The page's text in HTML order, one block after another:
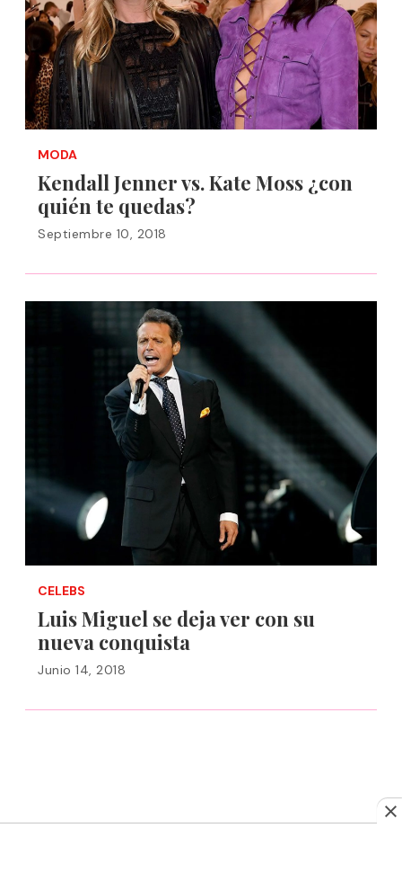
MODA
Kendall Jenner vs. Kate Moss ¿con
quién te quedas?
Septiembre 10, 2018
CELEBS
Luis Miguel se deja ver con su
nueva conquista
Junio 14, 2018